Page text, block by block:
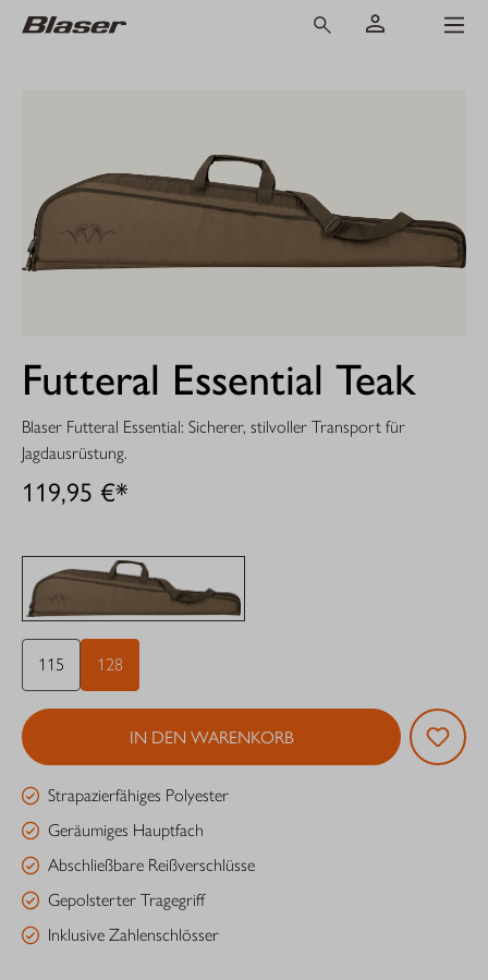
Futteral Essential Teak
Blaser Futteral Essential: Sicherer, stilvoller Transport für
Jagdausrüstung.
119,95 €*
115 128
IN DEN WARENKORB
Strapazierfähiges Polyester
Geräumiges Hauptfach
Abschließbare Reißverschlüsse
Gepolsterter Tragegriff
Inklusive Zahlenschlösser